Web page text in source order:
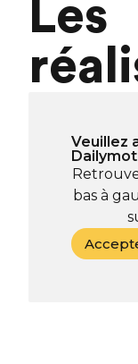
Les
Veuillez
bas à